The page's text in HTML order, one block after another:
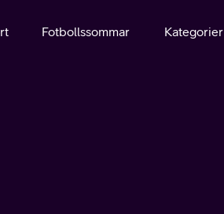
Fotbollssommar Kategorier